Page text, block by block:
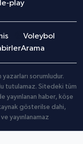
Voleybol
Arama
sorumludur.
tutulamaz. Sitedeki tüm
yayınlanan haber, köşe
gösterilse dahi,
yayınlanamaz